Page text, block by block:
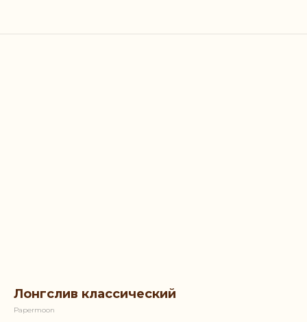
Лонгслив классический
Papermoon